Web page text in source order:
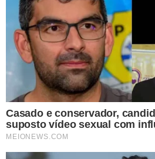
Após ser abordada,a motorista
carro e, em um ato de
Agitando as mãos, ela começou a
seios, o que provoco u aplausos
que passavam. Em seguida, ela
completamente nua.
MOTORISTA
A mulher, identificada como
no local. Ela foi acusada de
resistência à prisão e agressão a
HOV são destinadas
de um passageiro a bordo.